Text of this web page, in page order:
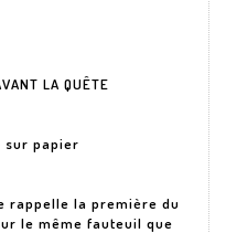
LA QUÊTE
sur papier
rappelle la première du
le même fauteuil que